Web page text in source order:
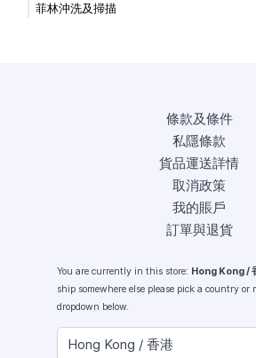
菲林沖洗及掃描
條款及條件
私隱條款
貨品運送詳情
取消政策
我的賬戶
訂單與退貨
You are currently in this store: Hong Kong /
ship somewhere else please pick a country or
dropdown below.